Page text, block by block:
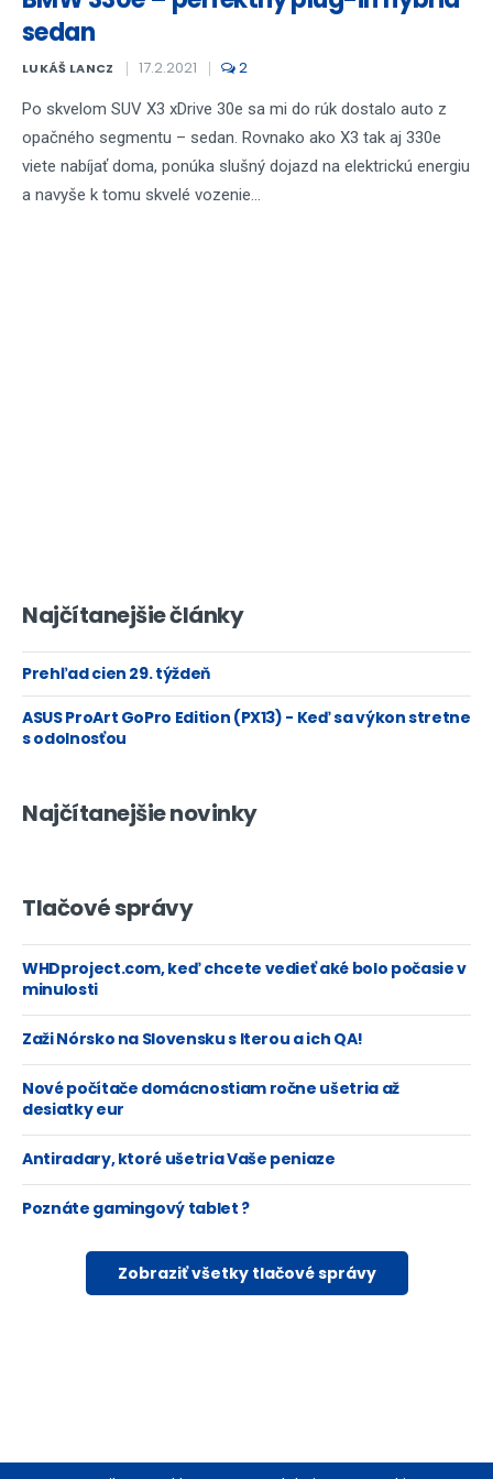
sedan
LUKÁŠ LANCZ 17.2.2021 2
Po skvelom SUV X3 xDrive 30e sa mi do rúk dostalo auto z
opačného segmentu – sedan. Rovnako ako X3 tak aj 330e
viete nabíjať doma, ponúka slušný dojazd na elektrickú energiu
a navyše k tomu skvelé vozenie...
Najčítanejšie články
Prehľad cien 29. týždeň
ASUS ProArt GoPro Edition (PX13) - Keď sa výkon stretne
s odolnosťou
Najčítanejšie novinky
Tlačové správy
WHDproject.com, keď chcete vedieť aké bolo počasie v
minulosti
Zaži Nórsko na Slovensku s Iterou a ich QA!
Nové počítače domácnostiam ročne ušetria až
desiatky eur
Antiradary, ktoré ušetria Vaše peniaze
Poznáte gamingový tablet ?
Zobraziť všetky tlačové správy